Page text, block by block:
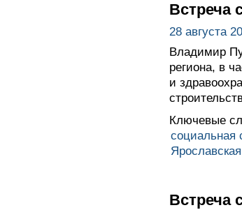
Встреча
28 августа
Владимир
региона, в
и
Ключевые
социальная
Встреча